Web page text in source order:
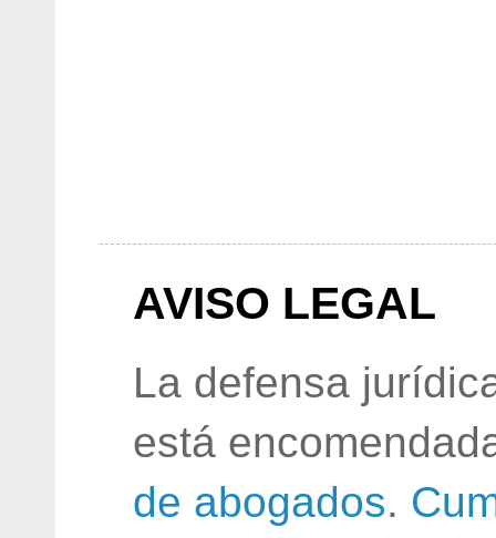
AVISO LEGAL
La defensa
está
de abogados.